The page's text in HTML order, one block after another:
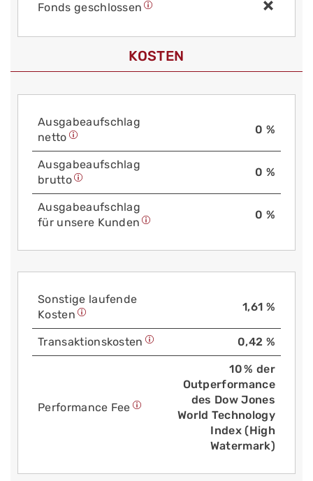
Fonds geschlossen
KOSTEN
Aus­gabe­auf­schlag
netto
0 %
Aus­gabe­auf­schlag
brutto
0 %
Aus­gabe­auf­schlag
für unsere Kunden
0 %
Sonstige laufende
Kosten
1,61 %
Trans­aktions­kosten 0,42 %
Performance Fee
10 % der
Outperformance
des Dow Jones
World Technology
Index (High
Watermark)